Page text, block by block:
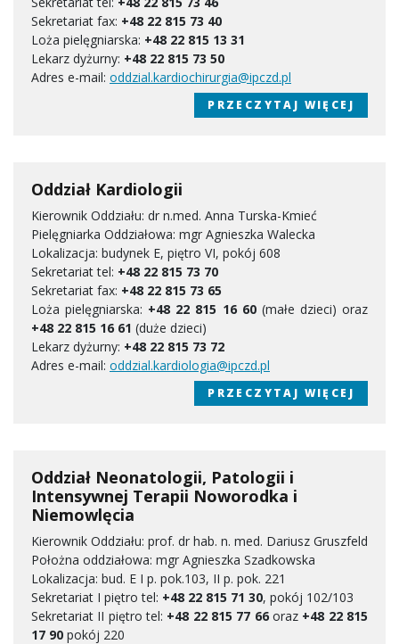
Sekretariat fax: +48 22 815 73 40
Loża pielęgniarska: +48 22 815 13 31
Lekarz dyżurny: +48 22 815 73 50
Adres e-mail: oddzial.kardiochirurgia@ipczd.pl
PRZECZYTAJ WIĘCEJ
Oddział Kardiologii
Kierownik Oddziału: dr n.med. Anna Turska-Kmieć
Pielęgniarka Oddziałowa: mgr Agnieszka Walecka
Lokalizacja: budynek E, piętro VI, pokój 608
Sekretariat tel: +48 22 815 73 70
Sekretariat fax: +48 22 815 73 65
Loża pielęgniarska: +48 22 815 16 60(małe dzieci) oraz
+48 22 815 16 61 (duże dzieci)
Lekarz dyżurny: +48 22 815 73 72
Adres e-mail: oddzial.kardiologia@ipczd.pl
PRZECZYTAJ WIĘCEJ
Oddział Neonatologii, Patologii i
Intensywnej Terapii Noworodka i
Niemowlęcia
Kierownik Oddziału: prof. dr hab. n. med. Dariusz Gruszfeld
Położna oddziałowa: mgr Agnieszka Szadkowska
Lokalizacja: bud. E I p. pok.103, II p. pok. 221
Sekretariat I piętro tel: +48 22 815 71 30, pokój 102/103
Sekretariat II piętro tel: +48 22 815 77 66oraz +48 22 815
17 90 pokój 220